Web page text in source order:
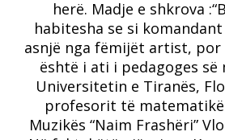
herë. Madje e shkrova
habitesha se si
asnjë nga fëmijët artist, por
është i ati i pedagoges së
Universitetin e Tiranës,
profesorit të
Muzikës “Naim Frashëri”